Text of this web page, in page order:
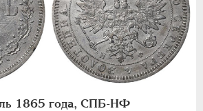
1865 года, СПБ-НФ